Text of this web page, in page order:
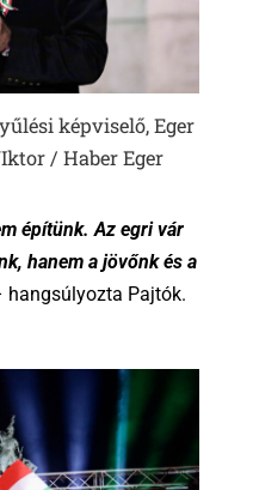
képviselő, Eger
/ Haber Eger
építünk. Az egri vár
hanem a jövőnk és a
Pajtók.